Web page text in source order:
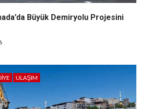
Büyük Demiryolu Projesini
ULAŞIM